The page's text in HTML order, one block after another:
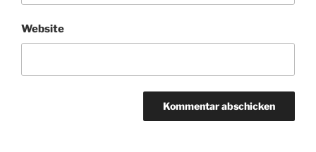
Website